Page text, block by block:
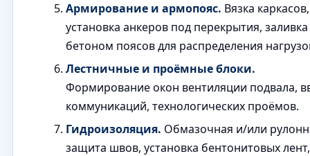
Армирование и армопояс. Вязка каркасов,
установка анкеров под перекрытия, заливка
бетоном поясов для распределения
Лестничные и проёмные блоки.
Формирование окон вентиляции подвала,
коммуникаций, технологических проёмов.
Гидроизоляция. Обмазочная и/или
защита швов, установка бентонитовых лент,